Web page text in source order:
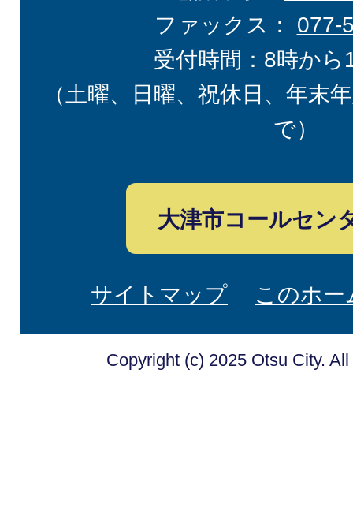
ファックス： 077-
受付時間：8時から
（土曜、日曜、祝休日、年末
で）
大津市コールセン
サイトマップ このホ
Copyright (c) 2025 Otsu City.